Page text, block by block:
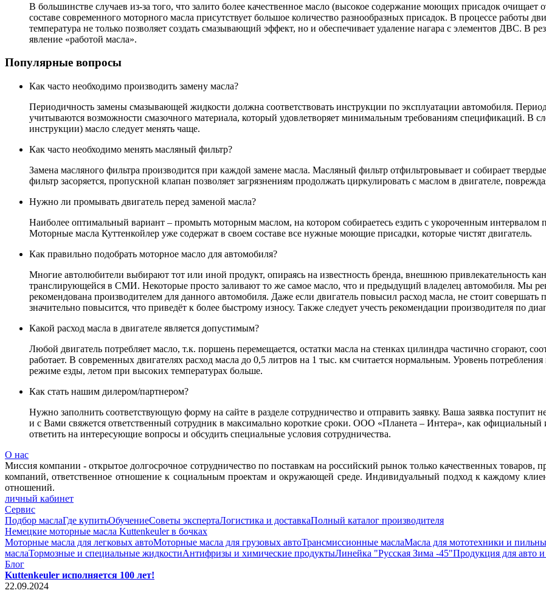
В большинстве случаев из-за того, что залито более качественное масло (высокое содержание моющих присадок
составе современного моторного масла присутствует большое количество разнообразных присадок. В процессе работы
температура не только позволяет создать смазывающий эффект, но и обеспечивает удаление нагара с элементов ДВС. В
явление «работой масла».
Популярные вопросы
Как часто необходимо производить замену масла?
Периодичность замены смазывающей жидкости должна соответствовать инструкции по эксплуатации автомобиля.
учитываются возможности смазочного материала, который удовлетворяет минимальным требованиям спецификаций. В
инструкции) масло следует менять чаще.
Как часто необходимо менять масляный фильтр?
Замена масляного фильтра производится при каждой замене масла. Масляный фильтр отфильтровывает и собирает
фильтр засоряется, пропускной клапан позволяет загрязнениям продолжать циркулировать с маслом в двигателе,
Нужно ли промывать двигатель перед заменой масла?
Наиболее оптимальный вариант – промыть моторным маслом, на котором собираетесь ездить с укороченным
Моторные масла Куттенкойлер уже содержат в своем составе все нужные моющие присадки, которые чистят двигатель.
Как правильно подобрать моторное масло для автомобиля?
Многие автолюбители выбирают тот или иной продукт, опираясь на известность бренда, внешнюю привлекательность
транслирующейся в СМИ. Некоторые просто заливают то же самое масло, что и предыдущий владелец автомобиля. Мы
рекомендована производителем для данного автомобиля. Даже если двигатель повысил расход масла, не стоит совершать
значительно повысится, что приведёт к более быстрому износу. Также следует учесть рекомендации производителя по
Какой расход масла в двигателе является допустимым?
Любой двигатель потребляет масло, т.к. поршень перемещается, остатки масла на стенках цилиндра частично сгорают,
работает. В современных двигателях расход масла до 0,5 литров на 1 тыс. км считается нормальным. Уровень
режиме езды, летом при высоких температурах больше.
Как стать нашим дилером/партнером?
Нужно заполнить соответствующую форму на сайте в разделе сотрудничество и отправить заявку. Ваша заявка
и с Вами свяжется ответственный сотрудник в максимально короткие сроки. ООО «Планета – Интера», как
ответить на интересующие вопросы и обсудить специальные условия сотрудничества.
О нас
Миссия компании - открытое долгосрочное сотрудничество по поставкам на российский рынок только качественных товаров,
компаний, ответственное отношение к социальным проектам и окружающей среде. Индивидуальный подход к каждому
отношений.
личный кабинет
Сервис
Подбор маслаГде купитьОбучениеСоветы экспертаЛогистика и доставкаПолный каталог производителя
Немецкие моторные масла Kuttenkeuler в бочках
Моторные масла для легковых автоМоторные масла для грузовых автоТрансмиссионные маслаМасла для мототехники и
маслаТормозные и специальные жидкостиАнтифризы и химические продуктыЛинейка "Русская Зима -45"Продукция для авто
Блог
Kuttenkeuler исполняется 100 лет!
22.09.2024